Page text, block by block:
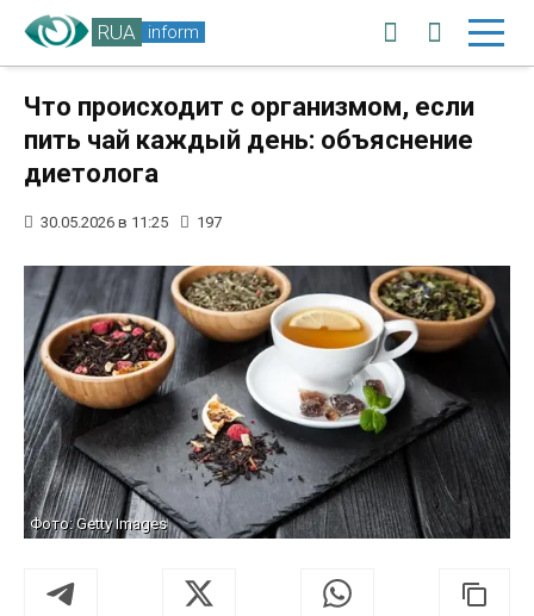
RUA inform
Что происходит с организмом, если
пить чай каждый день: объяснение
диетолога
30.05.2026 в 11:25 197
Фото: Getty Images